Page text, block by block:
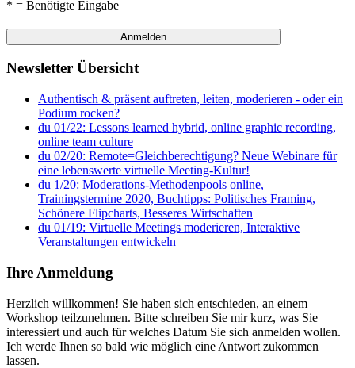
* = Benötigte Eingabe
Newsletter Übersicht
Authentisch & präsent auftreten, leiten, moderieren - oder ein
Podium rocken?
du 01/22: Lessons learned hybrid, online graphic recording,
online team culture
du 02/20: Remote=Gleichberechtigung? Neue Webinare für
eine lebenswerte virtuelle Meeting-Kultur!
du 1/20: Moderations-Methodenpools online,
Trainingstermine 2020, Buchtipps: Politisches Framing,
Schönere Flipcharts, Besseres Wirtschaften
du 01/19: Virtuelle Meetings moderieren, Interaktive
Veranstaltungen entwickeln
Ihre Anmeldung
Herzlich willkommen! Sie haben sich entschieden, an einem
Workshop teilzunehmen. Bitte schreiben Sie mir kurz, was Sie
interessiert und auch für welches Datum Sie sich anmelden wollen.
Ich werde Ihnen so bald wie möglich eine Antwort zukommen
lassen.